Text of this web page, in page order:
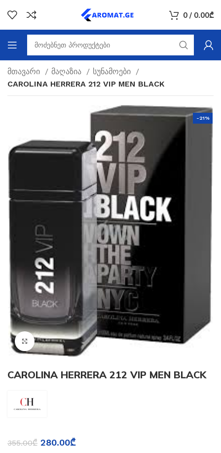
0 / 0.00₾
მთავარი მაღაზია
სუნამოები
CAROLINA HERRERA 212 VIP MEN BLACK
-21%
Click to enlarge
CAROLINA HERRERA 212 VIP MEN BLACK
355.00₾ 280.00₾